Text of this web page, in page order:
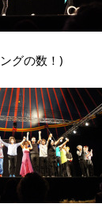
グの数！)